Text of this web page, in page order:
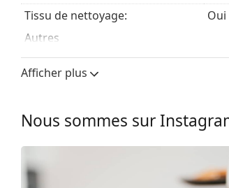
Tissu de nettoyage:
Oui
Autres
Sexe:
Catégorie:
Afficher plus
Nous sommes sur